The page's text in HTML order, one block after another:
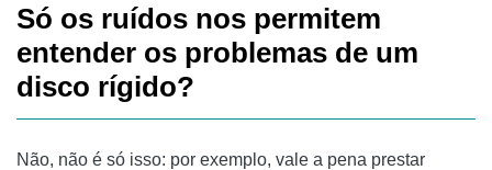
Só os ruídos nos permitem
entender os problemas de um
disco rígido?
Não, não é só isso: por exemplo, vale a pena prestar